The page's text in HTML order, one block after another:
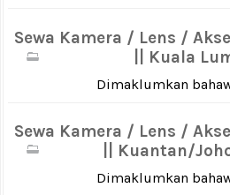
Sewa Kamera / Lens /
|| Kuala
Dimaklumkan
Sewa Kamera / Lens /
|| Kuantan/
Dimaklumkan